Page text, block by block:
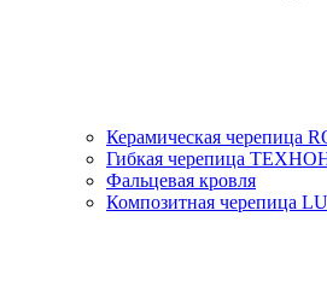
Керамическая черепица
Гибкая черепица
Фальцевая кровля
Композитная черепица